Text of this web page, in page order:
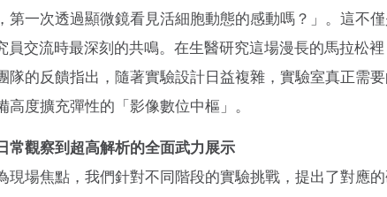
第一次透過顯微鏡看見活細胞動態的感動嗎？」。這不
員交流時最深刻的共鳴。在生醫研究這場漫長的馬拉松
隊的反饋指出，隨著實驗設計日益複雜，實驗室真正需
度擴充彈性的「影像數位中樞」。
常觀察到超高解析的全面武力展示
現場焦點，我們針對不同階段的實驗挑戰，提出了對應的